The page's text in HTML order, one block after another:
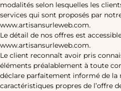
modalités selon lesquelles les
services qui sont proposés par
www.artisansurleweb.com.
Le détail de nos offres est
www.artisansurleweb.com.
Le client reconnaît avoir pris
éléments préalablement à toute
déclare parfaitement informé de la
caractéristiques propres de l’offre